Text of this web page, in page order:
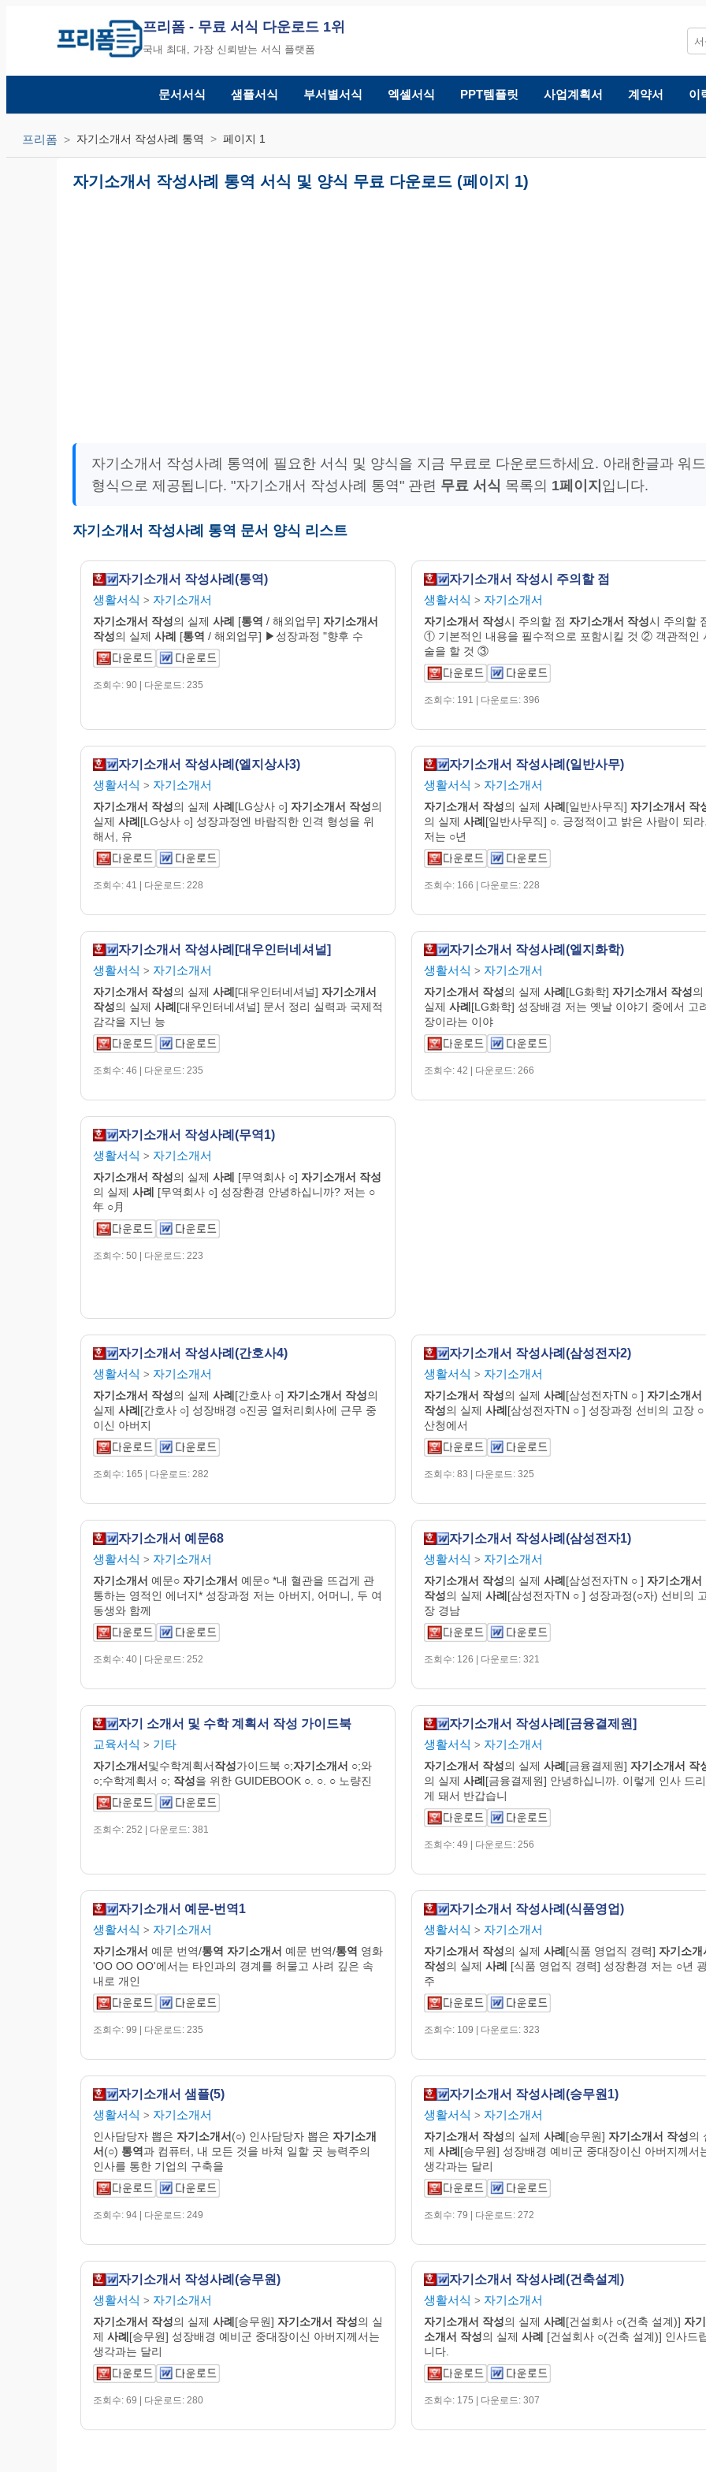
프리폼 - 무료 서식 다운로드 1위
국내 최대, 가장 신뢰받는 서식 플랫폼
문서서식 샘플서식 부서별서식 엑셀서식 PPT템플릿 사업계획서 계약서 이
프리폼 자기소개서 작성사례 통역 페이지 1
자기소개서 작성사례 통역 서식 및 양식 무료 다운로드 (페이지 1)
자기소개서 작성사례 통역에 필요한 서식 및 양식을 지금 무료로 다운로드하세요. 아래한글과 워드
형식으로 제공됩니다. "자기소개서 작성사례 통역" 관련 무료 서식 목록의 1페이지 입니다.
자기소개서 작성사례 통역 문서 양식 리스트
자기소개서 작성사례(통역)
생활서식 > 자기소개서
자기소개서 작성의 실제 사례 [통역 / 해외업무] 자기소개서
작성의 실제 사례 [통역 / 해외업무] ▶성장과정 "향후 수
조회수: 90 | 다운로드: 235
자기소개서 작성시 주의할 점
생활서식 > 자기소개서
자기소개서 작성시 주의할 점 자기소개서 작성시 주의할
① 기본적인 내용을 필수적으로 포함시킬 것 ② 객관적인
술을 할 것 ③
조회수: 191 | 다운로드: 396
자기소개서 작성사례(엘지상사3)
생활서식 > 자기소개서
자기소개서 작성의 실제 사례[LG상사 ○] 자기소개서 작성의
실제 사례[LG상사 ○] 성장과정엔 바람직한 인격 형성을 위
해서, 유
조회수: 41 | 다운로드: 228
자기소개서 작성사례(일반사무)
생활서식 > 자기소개서
자기소개서 작성의 실제 사례[일반사무직] 자기소개서 작
의 실제 사례[일반사무직] ○. 긍정적이고 밝은 사람이 되
저는 ○년
조회수: 166 | 다운로드: 228
자기소개서 작성사례[대우인터네셔널]
생활서식 > 자기소개서
자기소개서 작성의 실제 사례[대우인터네셔널] 자기소개서
작성의 실제 사례[대우인터네셔널] 문서 정리 실력과 국제적
감각을 지닌 능
조회수: 46 | 다운로드: 235
자기소개서 작성사례(엘지화학)
생활서식 > 자기소개서
자기소개서 작성의 실제 사례[LG화학] 자기소개서 작성의
실제 사례[LG화학] 성장배경 저는 옛날 이야기 중에서 고
장이라는 이야
조회수: 42 | 다운로드: 266
자기소개서 작성사례(무역1)
생활서식 > 자기소개서
자기소개서 작성의 실제 사례 [무역회사 ○] 자기소개서 작성
의 실제 사례 [무역회사 ○] 성장환경 안녕하십니까? 저는 ○
年 ○月
조회수: 50 | 다운로드: 223
자기소개서 작성사례(간호사4)
생활서식 > 자기소개서
자기소개서 작성의 실제 사례[간호사 ○] 자기소개서 작성의
실제 사례[간호사 ○] 성장배경 ○진공 열처리회사에 근무 중
이신 아버지
조회수: 165 | 다운로드: 282
자기소개서 작성사례(삼성전자2)
생활서식 > 자기소개서
자기소개서 작성의 실제 사례[삼성전자TN ○ ] 자기소개서
작성의 실제 사례[삼성전자TN ○ ] 성장과정 선비의 고장 ○
산청에서
조회수: 83 | 다운로드: 325
자기소개서 예문68
생활서식 > 자기소개서
자기소개서 예문○ 자기소개서 예문○ *내 혈관을 뜨겁게 관
통하는 영적인 에너지* 성장과정 저는 아버지, 어머니, 두 여
동생와 함께
조회수: 40 | 다운로드: 252
자기소개서 작성사례(삼성전자1)
생활서식 > 자기소개서
자기소개서 작성의 실제 사례[삼성전자TN ○ ] 자기소개서
작성의 실제 사례[삼성전자TN ○ ] 성장과정(○자) 선비의
장 경남
조회수: 126 | 다운로드: 321
자기 소개서 및 수학 계획서 작성 가이드북
교육서식 > 기타
자기소개서및수학계획서작성가이드북 ○;자기소개서 ○;와
○;수학계획서 ○; 작성을 위한 GUIDEBOOK ○. ○. ○ 노량진
조회수: 252 | 다운로드: 381
자기소개서 작성사례[금융결제원]
생활서식 > 자기소개서
자기소개서 작성의 실제 사례[금융결제원] 자기소개서 작
의 실제 사례[금융결제원] 안녕하십니까. 이렇게 인사 드리
게 돼서 반갑습니
조회수: 49 | 다운로드: 256
자기소개서 예문-번역1
생활서식 > 자기소개서
자기소개서 예문 번역/통역 자기소개서 예문 번역/통역 영화
'OO OO OO'에서는 타인과의 경계를 허물고 사려 깊은 속
내로 개인
조회수: 99 | 다운로드: 235
자기소개서 작성사례(식품영업)
생활서식 > 자기소개서
자기소개서 작성의 실제 사례[식품 영업직 경력] 자기소개
작성의 실제 사례 [식품 영업직 경력] 성장환경 저는 ○년
주
조회수: 109 | 다운로드: 323
자기소개서 샘플(5)
생활서식 > 자기소개서
인사담당자 뽑은 자기소개서(○) 인사담당자 뽑은 자기소개
서(○) 통역과 컴퓨터, 내 모든 것을 바쳐 일할 곳 능력주의
인사를 통한 기업의 구축을
조회수: 94 | 다운로드: 249
자기소개서 작성사례(승무원1)
생활서식 > 자기소개서
자기소개서 작성의 실제 사례[승무원] 자기소개서 작성의
제 사례[승무원] 성장배경 예비군 중대장이신 아버지께서
생각과는 달리
조회수: 79 | 다운로드: 272
자기소개서 작성사례(승무원)
생활서식 > 자기소개서
자기소개서 작성의 실제 사례[승무원] 자기소개서 작성의 실
제 사례[승무원] 성장배경 예비군 중대장이신 아버지께서는
생각과는 달리
조회수: 69 | 다운로드: 280
자기소개서 작성사례(건축설계)
생활서식 > 자기소개서
자기소개서 작성의 실제 사례[건설회사 ○(건축 설계)] 자기
소개서 작성의 실제 사례 [건설회사 ○(건축 설계)] 인사드
니다.
조회수: 175 | 다운로드: 307